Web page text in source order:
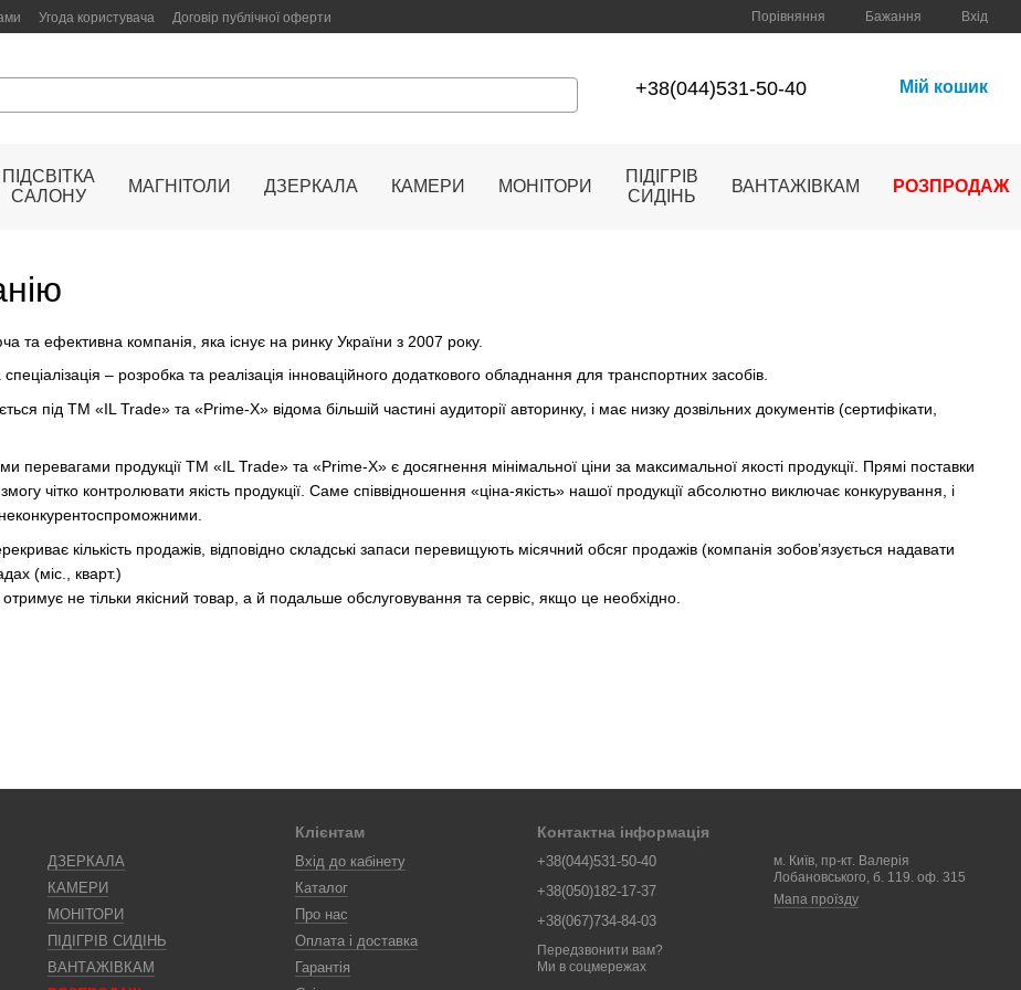
Угода користувача Договір публічної оферти Порівняння Бажання Вхід
+38(044)531-50-40 Мій кошик
ПІДСВІТКА
САЛОНУ
МАГНІТОЛИ ДЗЕРКАЛА КАМЕРИ МОНІТОРИ
ПІДІГРІВ
СИДІНЬ
ВАНТАЖІВКАМ РОЗПРОДАЖ
та ефективна компанія, яка існує на ринку України з 2007 року.
– розробка та реалізація інноваційного додаткового обладнання для транспортних засобів.
під ТМ «IL Trade» та «Prime-X» відома більшій частині аудиторії авторинку, і має низку дозвільних документів (сертифікати,
перевагами продукції ТМ «IL Trade» та «Prime-X» є досягнення мінімальної ціни за максимальної якості продукції. Прямі поставки
чітко контролювати якість продукції. Саме співвідношення «ціна-якість» нашої продукції абсолютно виключає конкурування, і
кількість продажів, відповідно складські запаси перевищують місячний обсяг продажів (компанія зобов’язується надавати
(міс., кварт.)
отримує не тільки якісний товар, а й подальше обслуговування та сервіс, якщо це необхідно.
ДЗЕРКАЛА
КАМЕРИ
МОНІТОРИ
ПІДІГРІВ СИДІНЬ
ВАНТАЖІВКАМ
Клієнтам
Вхід до кабінету
Каталог
Про нас
Оплата і доставка
Гарантія
Контактна інформація
+38(044)531-50-40
+38(050)182-17-37
+38(067)734-84-03
Передзвонити вам?
м. Київ, пр-кт. Валерія
Лобановського, б. 119. оф. 315
Мапа проїзду
Ми в соцмережах